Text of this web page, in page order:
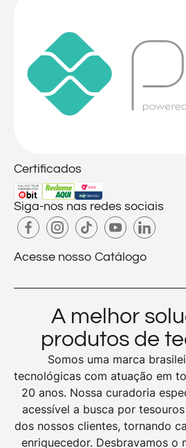
Certificados
Siga-nos nas redes sociais
Acesse nosso Catálogo
A melhor
produtos de
Somos uma marca
tecnológicas com atuação em
20 anos. Nossa curadoria
acessível a busca por
dos nossos clientes, tornando
enriquecedor. Desbravamos o